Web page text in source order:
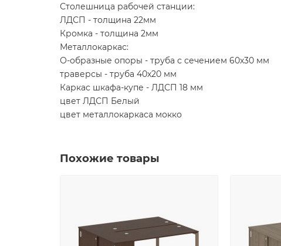
Столешница рабочей станции:
ЛДСП - толщина 22мм
Кромка - толщина 2мм
Металлокаркас:
О-образные опоры - труба с сечением 60х30 мм
траверсы - труба 40х20 мм
Каркас шкафа-купе - ЛДСП 18 мм
цвет ЛДСП Белый
цвет металлокаркаса мокко
Похожие товары